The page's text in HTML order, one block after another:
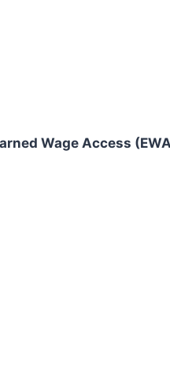
Wage Access